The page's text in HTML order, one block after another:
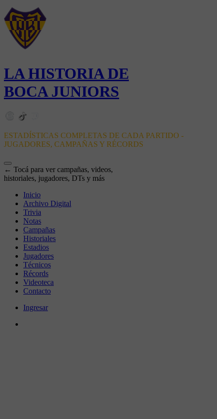
LA HISTORIA DE
BOCA JUNIORS
ESTADÍSTICAS COMPLETAS DE CADA PARTIDO -
JUGADORES, CAMPAÑAS Y RÉCORDS
← Tocá para ver campañas, videos,
historiales, jugadores, DTs y más
Inicio
Archivo Digital
Trivia
Notas
Campañas
Historiales
Estadios
Jugadores
Técnicos
Récords
Videoteca
Contacto
Ingresar